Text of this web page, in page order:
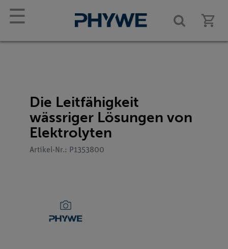
☰
Die Leitfähigkeit
wässriger Lösungen von
Elektrolyten
Artikel-Nr.: P1353800